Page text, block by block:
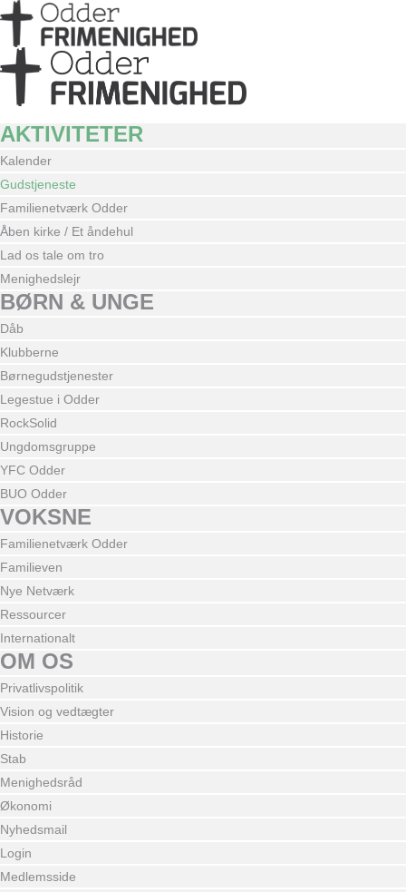
AKTIVITETER
Kalender
Gudstjeneste
Familienetværk Odder
Åben kirke / Et åndehul
Lad os tale om tro
Menighedslejr
BØRN & UNGE
Dåb
Klubberne
Børnegudstjenester
Legestue i Odder
RockSolid
Ungdomsgruppe
YFC Odder
BUO Odder
VOKSNE
Familienetværk Odder
Familieven
Nye Netværk
Ressourcer
Internationalt
OM OS
Privatlivspolitik
Vision og vedtægter
Historie
Stab
Menighedsråd
Økonomi
Nyhedsmail
Login
Medlemsside